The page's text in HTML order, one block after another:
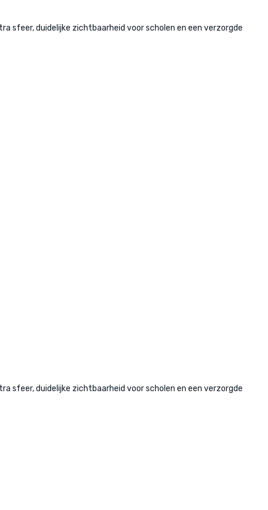
sfeer, duidelijke zichtbaarheid voor scholen en een verzorgde
sfeer, duidelijke zichtbaarheid voor scholen en een verzorgde